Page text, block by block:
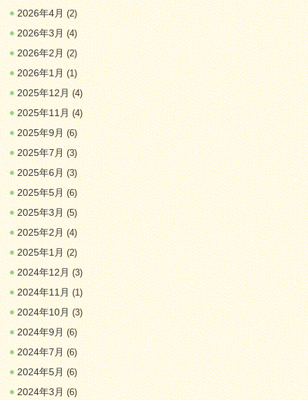
2026年4月(2)
2026年3月(4)
2026年2月(2)
2026年1月(1)
2025年12月(4)
2025年11月(4)
2025年9月(6)
2025年7月(3)
2025年6月(3)
2025年5月(6)
2025年3月(5)
2025年2月(4)
2025年1月(2)
2024年12月(3)
2024年11月(1)
2024年10月(3)
2024年9月(6)
2024年7月(6)
2024年5月(6)
2024年3月(6)